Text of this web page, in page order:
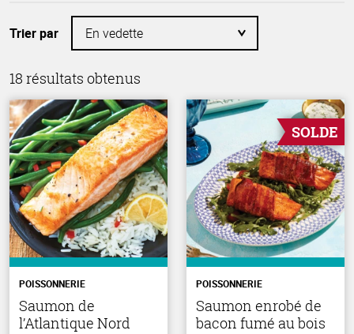
18 résultats obtenus
Trier par
POISSONNERIE
Saumon de
l’Atlantique Nord
SOLDE
POISSONNERIE
Saumon enrobé de
bacon fumé au bois